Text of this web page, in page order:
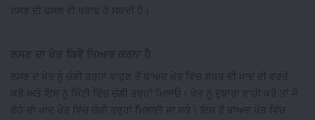
ਲਸਣ ਦੀ ਫਸਲ ਵੀ ਖਰਾਬ ਹੋ ਸਕਦੀ ਹੈ।
ਲਸਣ ਦੇ ਖੇਤ ਨੂੰ ਚੰਗੀ ਤਰ੍ਹਾਂ ਵਾਹੁਣ ਤੋਂ ਬਾਅਦ ਖੇਤ ਵਿੱਚ ਗੋਬਰ ਦੀ ਖਾਦ ਦੀ ਵਰਤੋਂ
ਕਰੋ ਅਤੇ ਇਸ ਨੂੰ ਮਿੱਟੀ ਵਿੱਚ ਚੰਗੀ ਤਰ੍ਹਾਂ ਮਿਲਾਓ। ਖੇਤ ਨੂੰ ਦੁਬਾਰਾ ਵਾਹੀ ਕਰੋ ਤਾਂ ਜੋ
ਗੋਹੇ ਦੀ ਖਾਦ ਖੇਤ ਵਿੱਚ ਚੰਗੀ ਤਰ੍ਹਾਂ ਮਿਲਾਈ ਜਾ ਸਕੇ। ਇਸ ਤੋਂ ਬਾਅਦ ਖੇਤ ਵਿੱਚ